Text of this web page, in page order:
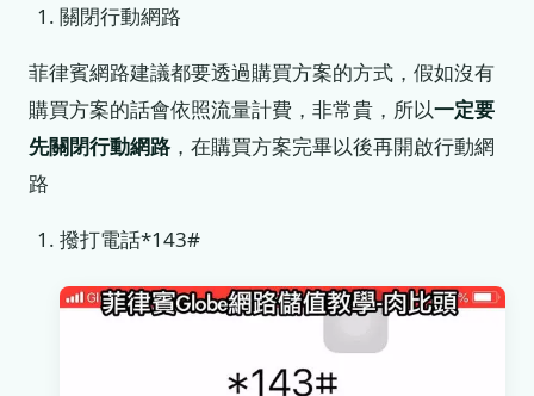
關閉行動網路
菲律賓網路建議都要透過購買方案的方式，假如沒有
購買方案的話會依照流量計費，非常貴，所以一定要
先關閉行動網路 ，在購買方案完畢以後再開啟行動網
路
撥打電話*143#